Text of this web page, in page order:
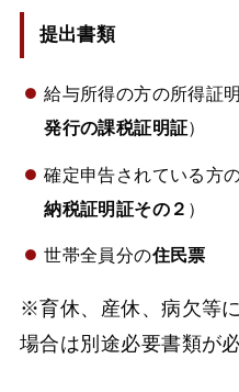
提出書類
給与所得の方の所得証
発行の課税証明証）
確定申告されている方
納税証明証その２ ）
世帯全員分の住民票
※育休、産休、病欠等
場合は別途必要書類が